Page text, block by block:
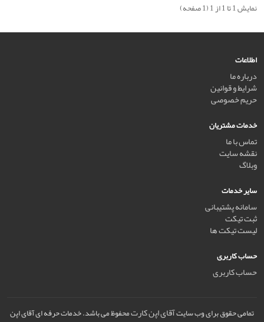
نمایش 1 تا 1 از 1 (1 صفحه)
اطلاعات
درباره ما
شرایط و قوانین
حریم خصوصی
خدمات مشتریان
تماس با ما
نقشه سایت
وبلاگ
سایر خدمات
سامانه پشتیبانی
ثبت تیکت
لیست تیکت ها
حساب کاربری
حساب کاربری
تمامی حقوق برای وب سایتآقای اپن کارتمحفوظ می باشد. خدمات حرفه ای آقای اپن